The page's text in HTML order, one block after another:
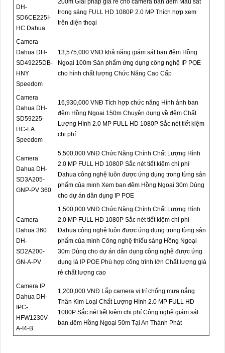
DH-
SD6CE225I-
HC Dahua
200m Giải pháp giá rẻ cho camera ban đêm Màu sắt
trong sáng FULL HD 1080P 2.0 MP Thích hợp xem
trên điện thoại
Camera
Dahua DH-
SD49225DB-
HNY
Speedom
13,575,000 VNĐ khả năng giám sát ban đêm Hồng
Ngoại 100m Sản phẩm ứng dụng công nghệ IP POE
cho hình chất lượng Chức Năng Cao Cấp
Camera
Dahua DH-
SD59225-
HC-LA
Speedom
16,930,000 VNĐ Tích hợp chức năng Hình ảnh ban
đêm Hồng Ngoại 150m Chuyên dụng về đêm Chất
Lượng Hình 2.0 MP FULL HD 1080P Sắc nét tiết kiệm
chi phí
Camera
Dahua DH-
SD3A205-
GNP-PV 360
5,500,000 VNĐ Chức Năng Chính Chất Lượng Hình
2.0 MP FULL HD 1080P Sắc nét tiết kiệm chi phí
Dahua công nghệ luôn được ứng dụng trong từng sản
phẩm của minh Xem ban đêm Hồng Ngoại 30m Dùng
cho dự án dân dụng IP POE
Camera
Dahua 360
DH-
SD2A200-
GN-A-PV
1,500,000 VNĐ Chức Năng Chính Chất Lượng Hình
2.0 MP FULL HD 1080P Sắc nét tiết kiệm chi phí
Dahua công nghệ luôn được ứng dụng trong từng sản
phẩm của minh Công nghệ thiếu sáng Hồng Ngoại
30m Dùng cho dự án dân dụng công nghệ được ứng
dụng là IP POE Phù hợp công trình lớn Chất lượng giá
rẻ chất lượng cao
Camera IP
Dahua DH-
IPC-
HFW1230V-
A-I4-B
1,200,000 VNĐ Lắp camera vị trí chống mưa nắng
Thân Kim Loại Chất Lượng Hình 2.0 MP FULL HD
1080P Sắc nét tiết kiệm chi phí Công nghệ giám sát
ban đêm Hồng Ngoại 50m Tại An Thành Phát